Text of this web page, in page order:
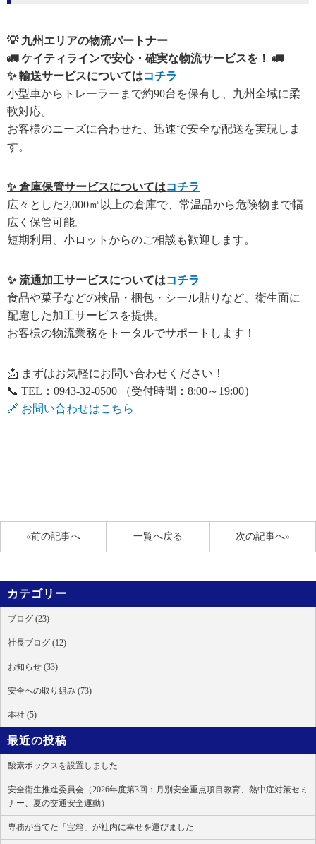
💡 九州エリアの物流パートナー
🚛 ケイティラインで安心・確実な物流サービスを！ 🚛
✨ 輸送サービスについてはコチラ
小型車からトレーラーまで約90台を保有し、九州全域に柔
軟対応。
お客様のニーズに合わせた、迅速で安全な配送を実現しま
す。
✨ 倉庫保管サービスについてはコチラ
広々とした2,000㎡以上の倉庫で、常温品から危険物まで幅
広く保管可能。
短期利用、小ロットからのご相談も歓迎します。
✨ 流通加工サービスについてはコチラ
食品や菓子などの検品・梱包・シール貼りなど、衛生面に
配慮した加工サービスを提供。
お客様の物流業務をトータルでサポートします！
📩 まずはお気軽にお問い合わせください！
📞 TEL：0943-32-0500 （受付時間：8:00～19:00）
🔗 お問い合わせはこちら
«前の記事へ 次の記事へ»
一覧へ戻る
カテゴリー
ブログ (23)
社長ブログ (12)
お知らせ (33)
安全への取り組み (73)
本社 (5)
最近の投稿
酸素ボックスを設置しました
安全衛生推進委員会（2026年度第3回：月別安全重点項目教育、熱中症対策セミ
ナー、夏の交通安全運動）
専務が当てた「宝箱」が社内に幸せを運びました